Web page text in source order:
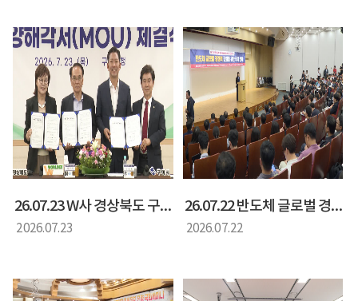
26.07.23 W사 경상북도 구미시 투자양해각서 체결식(양금희 경상북도 정무부지사)
2026.07.23
26.07.22 반도체 글로벌 경쟁력 강화를 위한 국가 전략 국회 토론회(양금희 경제부지사)
2026.07.22